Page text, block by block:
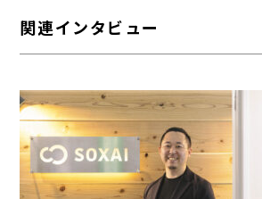
関連インタビュー